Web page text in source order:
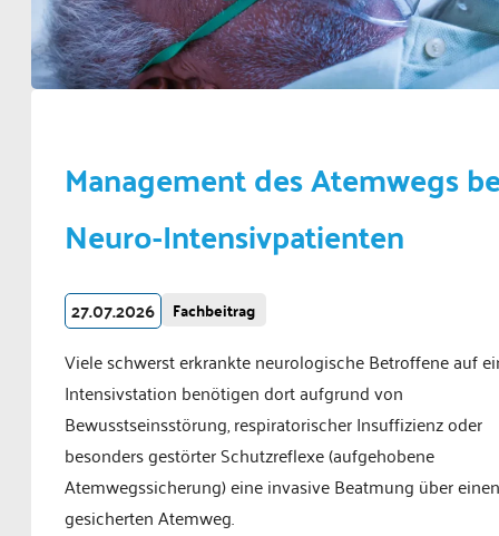
Management des Atemwegs
Neuro-Intensivpatienten
27.07.2026 Fachbeitrag
Viele schwerst erkrankte neurologische Betroffene auf
Intensivstation benötigen dort aufgrund von
Bewusstseinsstörung, respiratorischer Insuffizienz oder
besonders gestörter Schutzreflexe (aufgehobene
Atemwegssicherung) eine invasive Beatmung über einen
gesicherten Atemweg.